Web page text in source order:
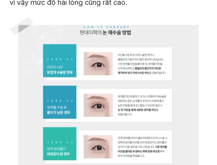
vì vậy mức độ hài lòng cũng rất cao.